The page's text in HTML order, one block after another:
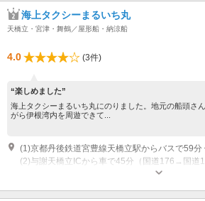
海上タクシーまるいち丸
天橋立・宮津・舞鶴／屋形船・納涼船
4.0 (3件)
“楽しめました”
海上タクシーまるいち丸にのりました。地元の船頭さ
がら伊根湾内を周遊できて...
(2)与謝天橋立ICから車で45分（国道176→国道